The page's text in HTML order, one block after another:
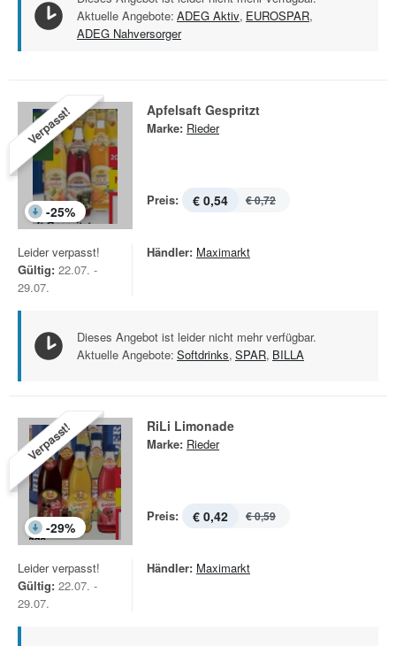
Aktuelle Angebote: ADEG Aktiv, EUROSPAR,
ADEG Nahversorger
Verpasst!
-25%
Apfelsaft Gespritzt
Marke: Rieder
Preis: € 0,54 € 0,72
Leider verpasst!
Gültig: 22.07. -
29.07.
Händler: Maximarkt
Dieses Angebot ist leider nicht mehr verfügbar.
Aktuelle Angebote: Softdrinks, SPAR, BILLA
Verpasst!
-29%
RiLi Limonade
Marke: Rieder
Preis: € 0,42 € 0,59
Leider verpasst!
Gültig: 22.07. -
29.07.
Händler: Maximarkt